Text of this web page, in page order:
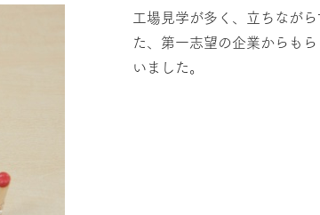
工場見学が多く、立ちなが
た、第一志望の企業からも
いました。